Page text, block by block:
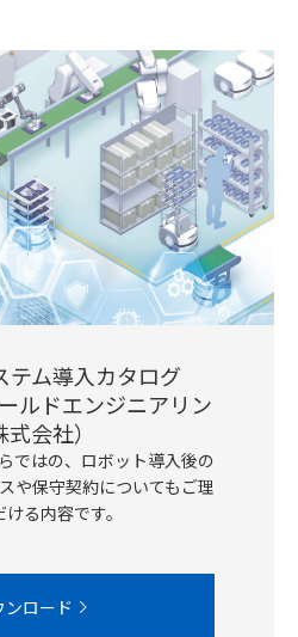
テム導入カタログ
ルドエンジニアリン
会社）
ではの、ロボット導入後の
や保守契約についてもご理
る内容です。
ンロード